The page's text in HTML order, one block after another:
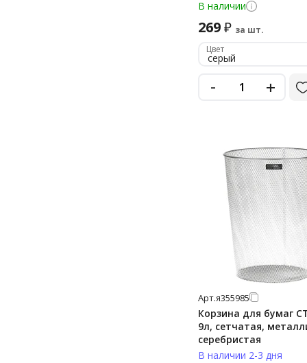
В наличии
269₽ за шт.
Цвет
серый
- +
Арт.я355985
Корзина для бумаг
9л, сетчатая,
серебристая
В наличии 2-3 дня